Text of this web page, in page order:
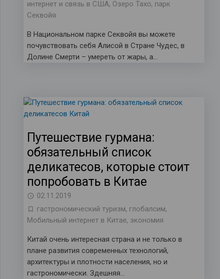
интернет и связь в США, Озеро Тахо, парк
Секвойя
В Национальном парке Секвойя вы можете
почувствовать себя Алисой в Стране Чудес, в
Долине Смерти – умереть от жары, а…
Путешествие гурмана:
обязательный список
деликатесов, которые стоит
попробовать в Китае
02.11.2019
гастрономический туризм, глобалсим,
Мобильный интернет в Китае, экономия
Китай очень интересная страна и не только в
плане развития современных технологий,
архитектуры и плотности населения, но и
гастрономически. Здешняя…